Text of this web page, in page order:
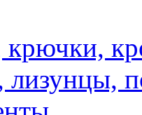
крючки,